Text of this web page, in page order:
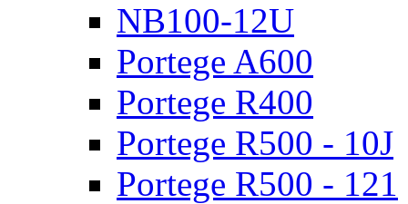
NB100-12U
Portege A600
Portege R400
Portege R500 - 10J
Portege R500 - 121